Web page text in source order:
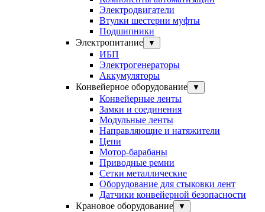
Электродвигатели
Втулки шестерни муфты
Подшипники
Электропитание
▼
ИБП
Электрогенераторы
Аккумуляторы
Конвейерное оборудование
▼
Конвейерные ленты
Замки и соединения
Модульные ленты
Направляющие и натяжители
Цепи
Мотор-барабаны
Приводные ремни
Сетки металлические
Оборудование для стыковки лент
Датчики конвейерной безопасности
Крановое оборудование
▼